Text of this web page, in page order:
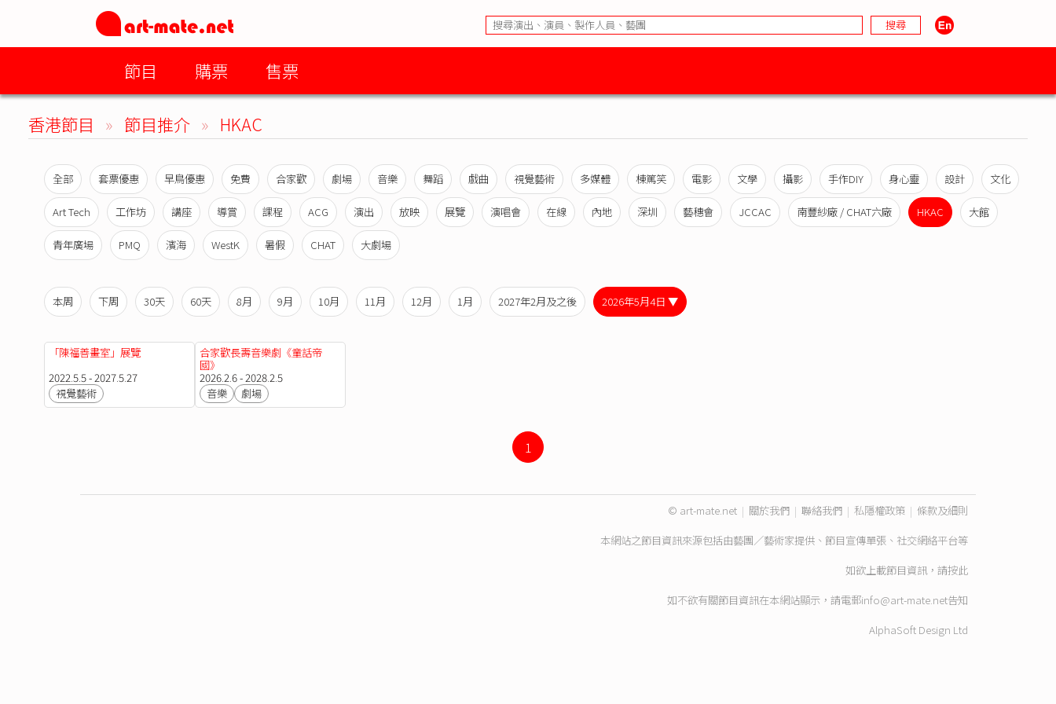
節目 購票 售票
香港節目 » 節目推介 » HKAC
全部 套票優惠 早鳥優惠 免費 合家歡 劇場 音樂 舞蹈 戲曲 視覺藝術 多媒體 棟篤笑 電影 文學 攝影 手作DIY 身心靈 設計 文化
Art Tech 工作坊 講座 導賞 課程 ACG 演出 放映 展覽 演唱會 在線 內地 深圳 藝穗會 JCCAC 南豐紗廠 / CHAT六廠 HKAC 大館
青年廣場 PMQ 濱海 WestK 暑假 CHAT 大劇場
本周 下周 30天 60天 8月 9月 10月 11月 12月 1月 2027年2月及之後 2026年5月4日 ▼
「陳福善畫室」展覽
2022.5.5 - 2027.5.27
視覺藝術
合家歡長壽音樂劇《童話帝
國》
2026.2.6 - 2028.2.5
音樂
劇場
1
© art-mate.net | 關於我們 | 聯絡我們 | 私隱權政策 | 條款及細則
本網站之節目資訊來源包括由藝團／藝術家提供、節目宣傳單張、社交網絡平台等
如欲上載節目資訊，請按此
如不欲有關節目資訊在本網站顯示，請電郵info@art-mate.net告知
AlphaSoft Design Ltd